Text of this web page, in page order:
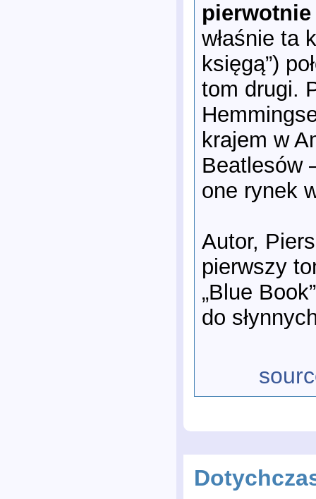
pierwotnie
właśnie ta
księgą”)
tom drugi.
krajem w
Beatlesów
one rynek
Autor,
pierwszy
„Blue
do